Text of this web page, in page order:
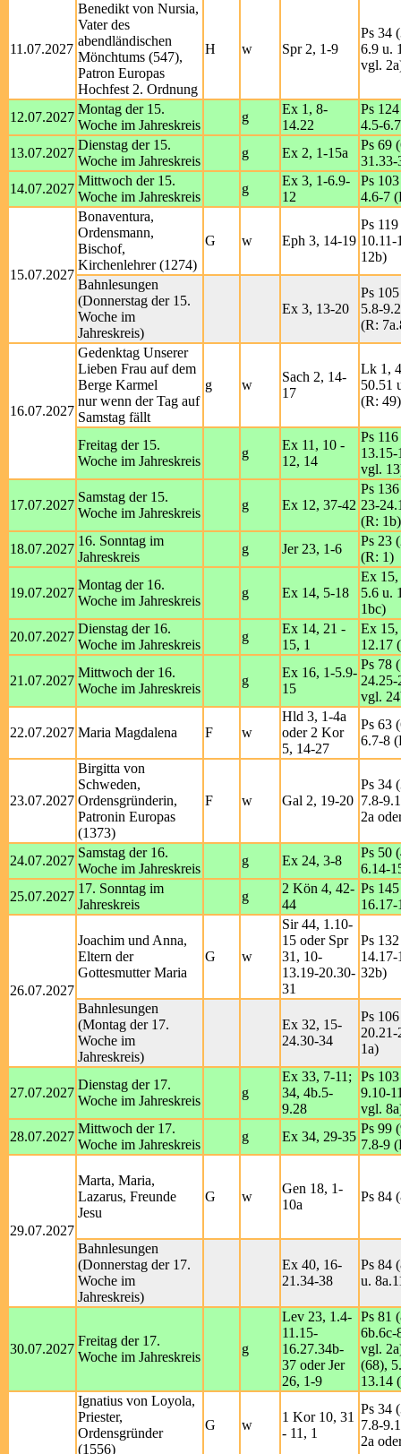
11.07.2027
Benedikt von Nursia,
Vater des
abendländischen
Mönchtums (547),
Patron Europas
Hochfest 2. Ordnung
H w Spr 2, 1-9
Ps 34
6.9 u.
vgl.
12.07.2027
Montag der 15.
Woche im Jahreskreis
g
Ex 1, 8-
14.22
Ps
4.5-
13.07.2027
Dienstag der 15.
Woche im Jahreskreis
g Ex 2, 1-15a
Ps 69
31.33-
14.07.2027
Mittwoch der 15.
Woche im Jahreskreis
g
Ex 3, 1-6.9-
12
Ps
4.6-7
15.07.2027
Bonaventura,
Ordensmann,
Bischof,
Kirchenlehrer (1274)
G w Eph 3, 14-19
Ps
10.11-
12b)
Bahnlesungen
(Donnerstag der 15.
Woche im
Jahreskreis)
Ex 3, 13-20
Ps
5.8-
(R:
16.07.2027
Gedenktag Unserer
Lieben Frau auf dem
Berge Karmel
nur wenn der Tag auf
Samstag fällt
g w
Sach 2, 14-
17
Lk 1,
50.51
(R: 49)
Freitag der 15.
Woche im Jahreskreis
g
Ex 11, 10 -
12, 14
Ps
vgl.
17.07.2027
Samstag der 15.
Woche im Jahreskreis
g Ex 12, 37-42
Ps
23-
(R: 1b)
18.07.2027
16. Sonntag im
Jahreskreis
g Jer 23, 1-6
Ps 23
(R: 1)
19.07.2027
Montag der 16.
Woche im Jahreskreis
g Ex 14, 5-18
Ex 15,
5.6 u.
1bc)
20.07.2027
Dienstag der 16.
Woche im Jahreskreis
g
Ex 14, 21 -
15, 1
Ex 15,
12.17
21.07.2027
Mittwoch der 16.
Woche im Jahreskreis
g
Ex 16, 1-5.9-
15
Ps 78
vgl.
22.07.2027 Maria Magdalena F w
Hld 3, 1-4a
oder 2 Kor
5, 14-27
Ps 63
6.7-8
23.07.2027
Birgitta von
Schweden,
Ordensgründerin,
Patronin Europas
(1373)
F w Gal 2, 19-20
Ps 34
7.8-
2a
24.07.2027
Samstag der 16.
Woche im Jahreskreis
g Ex 24, 3-8
Ps 50
6.14-
25.07.2027
17. Sonntag im
Jahreskreis
g
2 Kön 4, 42-
44
Ps
26.07.2027
Joachim und Anna,
Eltern der
Gottesmutter Maria
G w
Sir 44, 1.10-
15 oder Spr
31, 10-
13.19-20.30-
31
Ps
32b)
Bahnlesungen
(Montag der 17.
Woche im
Jahreskreis)
Ex 32, 15-
24.30-34
Ps
1a)
27.07.2027
Dienstag der 17.
Woche im Jahreskreis
g
Ex 33, 7-11;
34, 4b.5-
9.28
Ps
9.10-
vgl.
28.07.2027
Mittwoch der 17.
Woche im Jahreskreis
g Ex 34, 29-35
Ps 99
7.8-9
29.07.2027
Marta, Maria,
Lazarus, Freunde
Jesu
G w
Gen 18, 1-
10a
Ps 84
Bahnlesungen
(Donnerstag der 17.
Woche im
Jahreskreis)
Ex 40, 16-
21.34-38
Ps 84
u.
30.07.2027
Freitag der 17.
Woche im Jahreskreis
g
Lev 23, 1.4-
11.15-
16.27.34b-
37 oder Jer
26, 1-9
Ps 81
6b.6c-
vgl.
(68),
13.14
Ignatius von Loyola,
Priester,
Ordensgründer
(1556)
G w
1 Kor 10, 31
- 11, 1
Ps 34
7.8-
2a